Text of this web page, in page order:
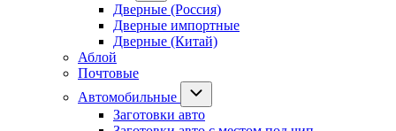
Дверные (Россия)
Дверные импортные
Дверные (Китай)
Аблой
Почтовые
Автомобильные
Заготовки авто